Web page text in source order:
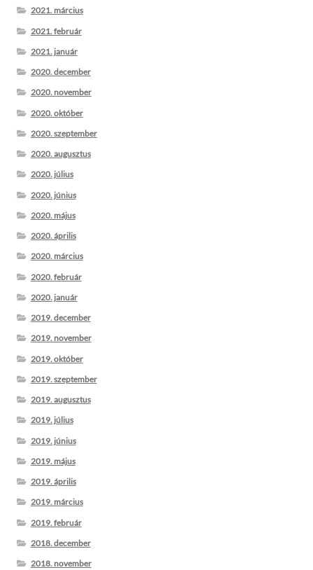
2021. március
2021. február
2021. január
2020. december
2020. november
2020. október
2020. szeptember
2020. augusztus
2020. július
2020. június
2020. május
2020. április
2020. március
2020. február
2020. január
2019. december
2019. november
2019. október
2019. szeptember
2019. augusztus
2019. július
2019. június
2019. május
2019. április
2019. március
2019. február
2018. december
2018. november